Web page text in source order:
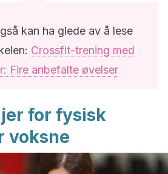
kan ha glede av å lese
Crossfit-trening med
Fire anbefalte øvelser
for fysisk
voksne